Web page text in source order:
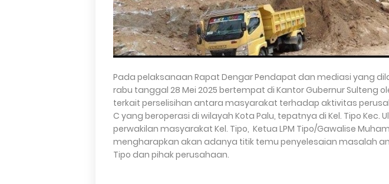
Pada pelaksanaan Rapat Dengar Pendapat dan mediasi yang
rabu tanggal 28 Mei 2025 bertempat di Kantor Gubernur Sulteng
terkait perselisihan antara masyarakat terhadap aktivitas
C yang beroperasi di wilayah Kota Palu, tepatnya di Kel. Tipo Kec.
perwakilan masyarakat Kel. Tipo, Ketua LPM Tipo/Gawalise
mengharapkan akan adanya titik temu penyelesaian masalah
Tipo dan pihak perusahaan.